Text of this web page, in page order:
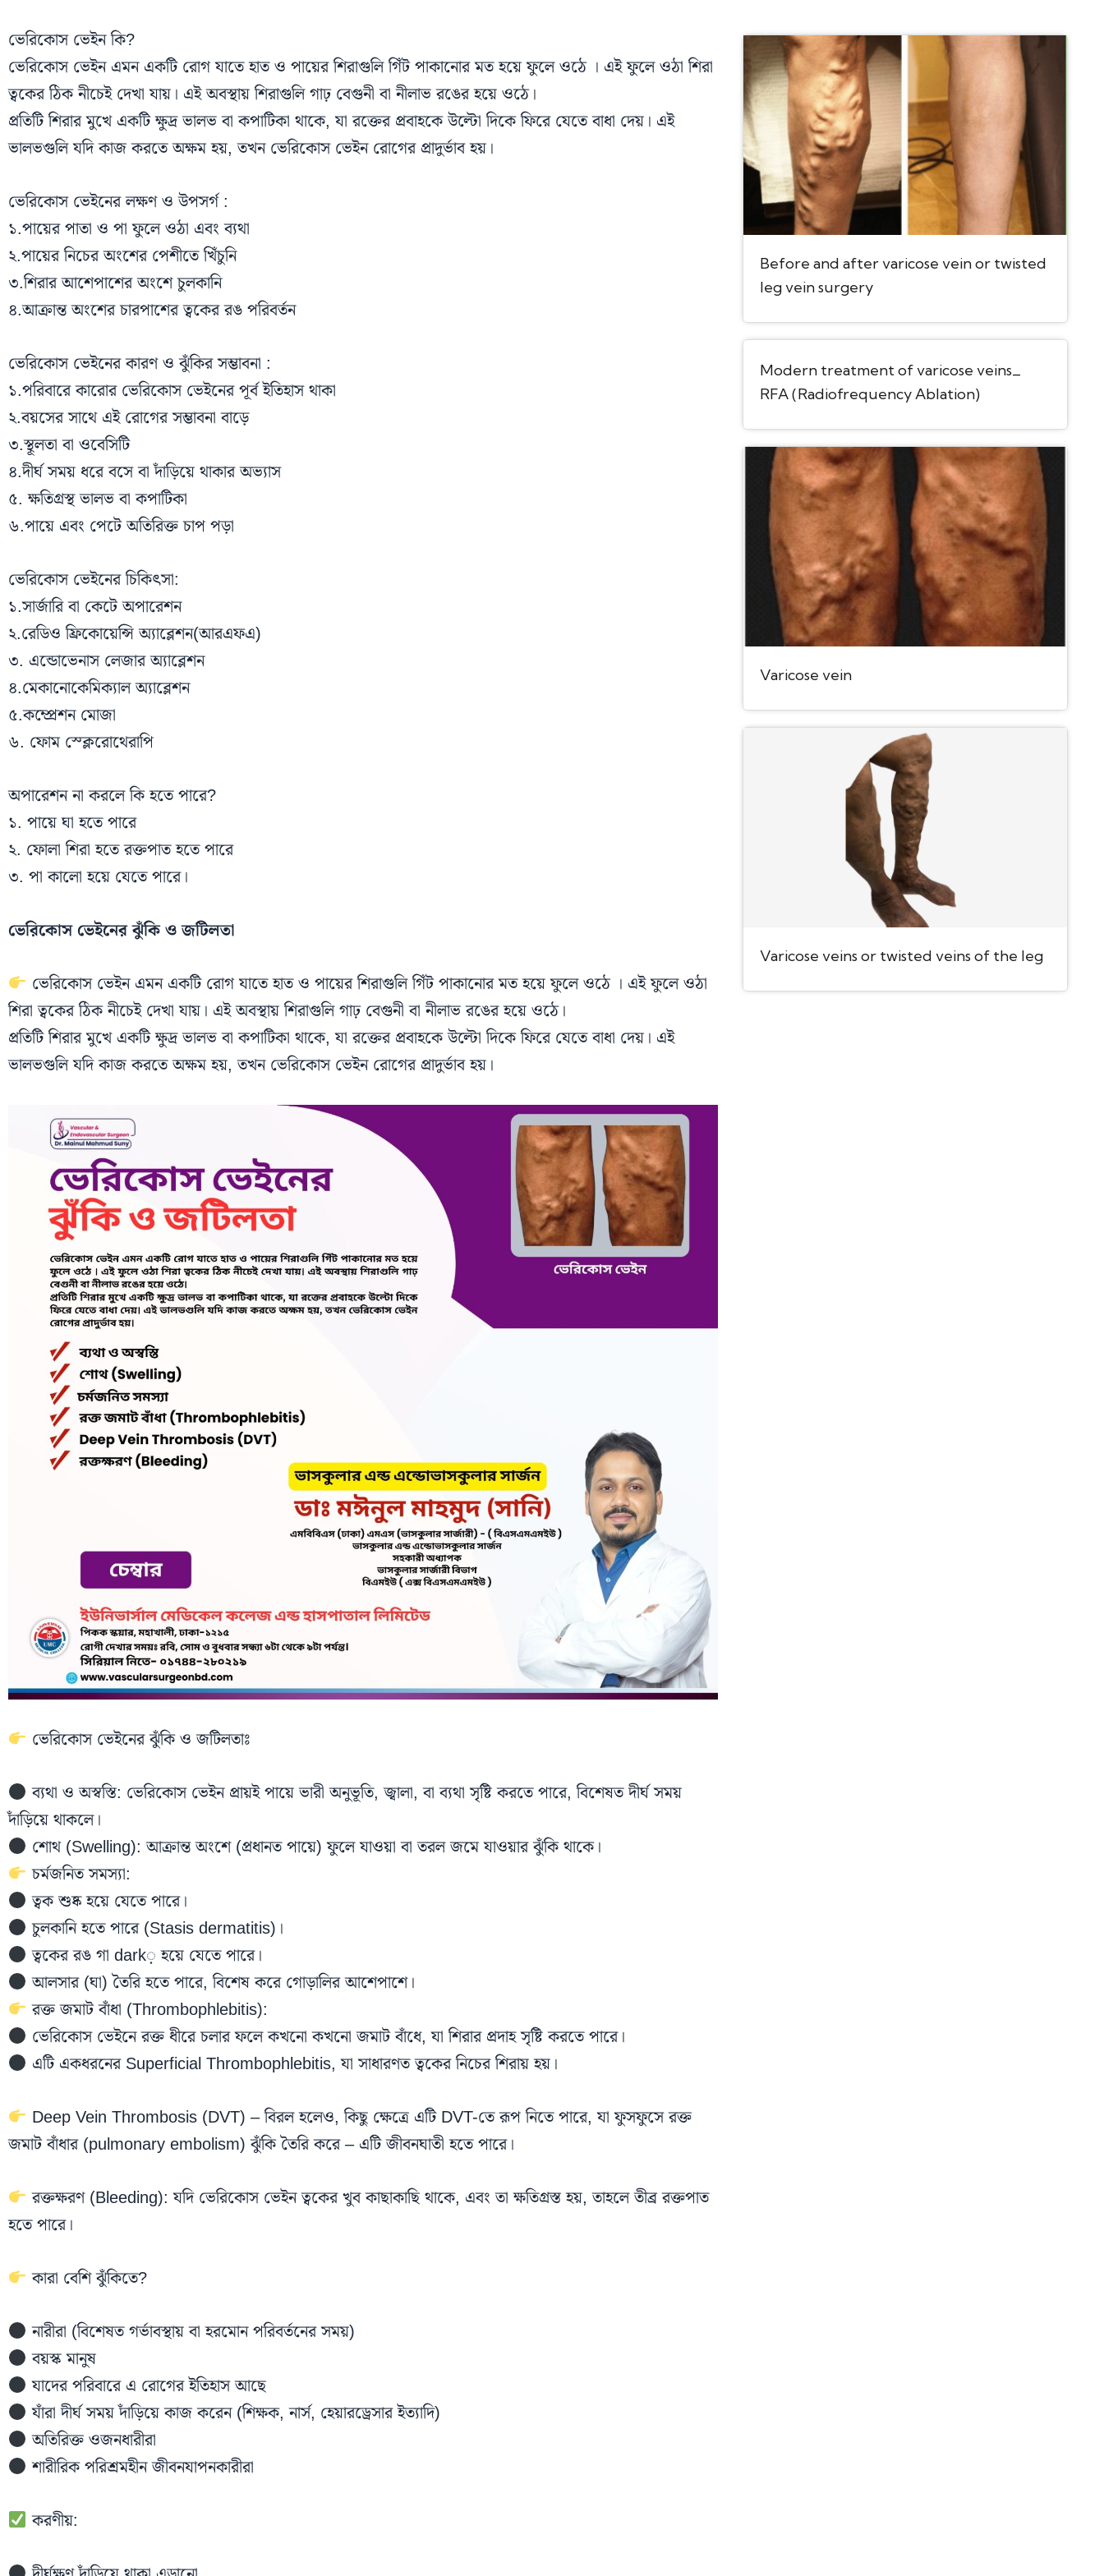
ভেরিকোস ভেইন কি?
ভেরিকোস ভেইন এমন একটি রোগ যাতে হাত ও পায়ের শিরাগুলি গিঁট পাকানোর মত হয়ে ফুলে ওঠে । এই ফুলে ওঠা শিরা
ত্বকের ঠিক নীচেই দেখা যায়। এই অবস্থায় শিরাগুলি গাঢ় বেগুনী বা নীলাভ রঙের হয়ে ওঠে।
প্রতিটি শিরার মুখে একটি ক্ষুদ্র ভালভ বা কপাটিকা থাকে, যা রক্তের প্রবাহকে উল্টো দিকে ফিরে যেতে বাধা দেয়। এই
ভালভগুলি যদি কাজ করতে অক্ষম হয়, তখন ভেরিকোস ভেইন রোগের প্রাদুর্ভাব হয়।
ভেরিকোস ভেইনের লক্ষণ ও উপসর্গ :
১.পায়ের পাতা ও পা ফুলে ওঠা এবং ব্যথা
২.পায়ের নিচের অংশের পেশীতে খিঁচুনি
৩.শিরার আশেপাশের অংশে চুলকানি
৪.আক্রান্ত অংশের চারপাশের ত্বকের রঙ পরিবর্তন
ভেরিকোস ভেইনের কারণ ও ঝুঁকির সম্ভাবনা :
১.পরিবারে কারোর ভেরিকোস ভেইনের পূর্ব ইতিহাস থাকা
২.বয়সের সাথে এই রোগের সম্ভাবনা বাড়ে
৩.স্থূলতা বা ওবেসিটি
৪.দীর্ঘ সময় ধরে বসে বা দাঁড়িয়ে থাকার অভ্যাস
৫. ক্ষতিগ্রস্থ ভালভ বা কপাটিকা
৬.পায়ে এবং পেটে অতিরিক্ত চাপ পড়া
ভেরিকোস ভেইনের চিকিৎসা:
১.সার্জারি বা কেটে অপারেশন
২.রেডিও ফ্রিকোয়েন্সি অ্যাব্লেশন(আরএফএ)
৩. এন্ডোভেনাস লেজার অ্যাব্লেশন
৪.মেকানোকেমিক্যাল অ্যাব্লেশন
৫.কম্প্রেশন মোজা
৬. ফোম স্ক্লেরোথেরাপি
অপারেশন না করলে কি হতে পারে?
১. পায়ে ঘা হতে পারে
২. ফোলা শিরা হতে রক্তপাত হতে পারে
৩. পা কালো হয়ে যেতে পারে।
ভেরিকোস ভেইনের ঝুঁকি ও জটিলতা
ভেরিকোস ভেইন এমন একটি রোগ যাতে হাত ও পায়ের শিরাগুলি গিঁট পাকানোর মত হয়ে ফুলে ওঠে । এই ফুলে ওঠা
শিরা ত্বকের ঠিক নীচেই দেখা যায়। এই অবস্থায় শিরাগুলি গাঢ় বেগুনী বা নীলাভ রঙের হয়ে ওঠে।
প্রতিটি শিরার মুখে একটি ক্ষুদ্র ভালভ বা কপাটিকা থাকে, যা রক্তের প্রবাহকে উল্টো দিকে ফিরে যেতে বাধা দেয়। এই
ভালভগুলি যদি কাজ করতে অক্ষম হয়, তখন ভেরিকোস ভেইন রোগের প্রাদুর্ভাব হয়।
ভেরিকোস ভেইনের ঝুঁকি ও জটিলতাঃ
ব্যথা ও অস্বস্তি: ভেরিকোস ভেইন প্রায়ই পায়ে ভারী অনুভূতি, জ্বালা, বা ব্যথা সৃষ্টি করতে পারে, বিশেষত দীর্ঘ সময়
দাঁড়িয়ে থাকলে।
শোথ (Swelling): আক্রান্ত অংশে (প্রধানত পায়ে) ফুলে যাওয়া বা তরল জমে যাওয়ার ঝুঁকি থাকে।
চর্মজনিত সমস্যা:
ত্বক শুষ্ক হয়ে যেতে পারে।
চুলকানি হতে পারে (Stasis dermatitis)।
ত্বকের রঙ গা dark় হয়ে যেতে পারে।
আলসার (ঘা) তৈরি হতে পারে, বিশেষ করে গোড়ালির আশেপাশে।
রক্ত জমাট বাঁধা (Thrombophlebitis):
ভেরিকোস ভেইনে রক্ত ধীরে চলার ফলে কখনো কখনো জমাট বাঁধে, যা শিরার প্রদাহ সৃষ্টি করতে পারে।
এটি একধরনের Superficial Thrombophlebitis, যা সাধারণত ত্বকের নিচের শিরায় হয়।
Deep Vein Thrombosis (DVT) – বিরল হলেও, কিছু ক্ষেত্রে এটি DVT-তে রূপ নিতে পারে, যা ফুসফুসে রক্ত
জমাট বাঁধার (pulmonary embolism) ঝুঁকি তৈরি করে – এটি জীবনঘাতী হতে পারে।
রক্তক্ষরণ (Bleeding): যদি ভেরিকোস ভেইন ত্বকের খুব কাছাকাছি থাকে, এবং তা ক্ষতিগ্রস্ত হয়, তাহলে তীব্র রক্তপাত
হতে পারে।
কারা বেশি ঝুঁকিতে?
নারীরা (বিশেষত গর্ভাবস্থায় বা হরমোন পরিবর্তনের সময়)
বয়স্ক মানুষ
যাদের পরিবারে এ রোগের ইতিহাস আছে
যাঁরা দীর্ঘ সময় দাঁড়িয়ে কাজ করেন (শিক্ষক, নার্স, হেয়ারড্রেসার ইত্যাদি)
অতিরিক্ত ওজনধারীরা
শারীরিক পরিশ্রমহীন জীবনযাপনকারীরা
করণীয়:
Before and after varicose vein or twisted
leg vein surgery
Modern treatment of varicose veins_
RFA (Radiofrequency Ablation)
Varicose vein
Varicose veins or twisted veins of the leg